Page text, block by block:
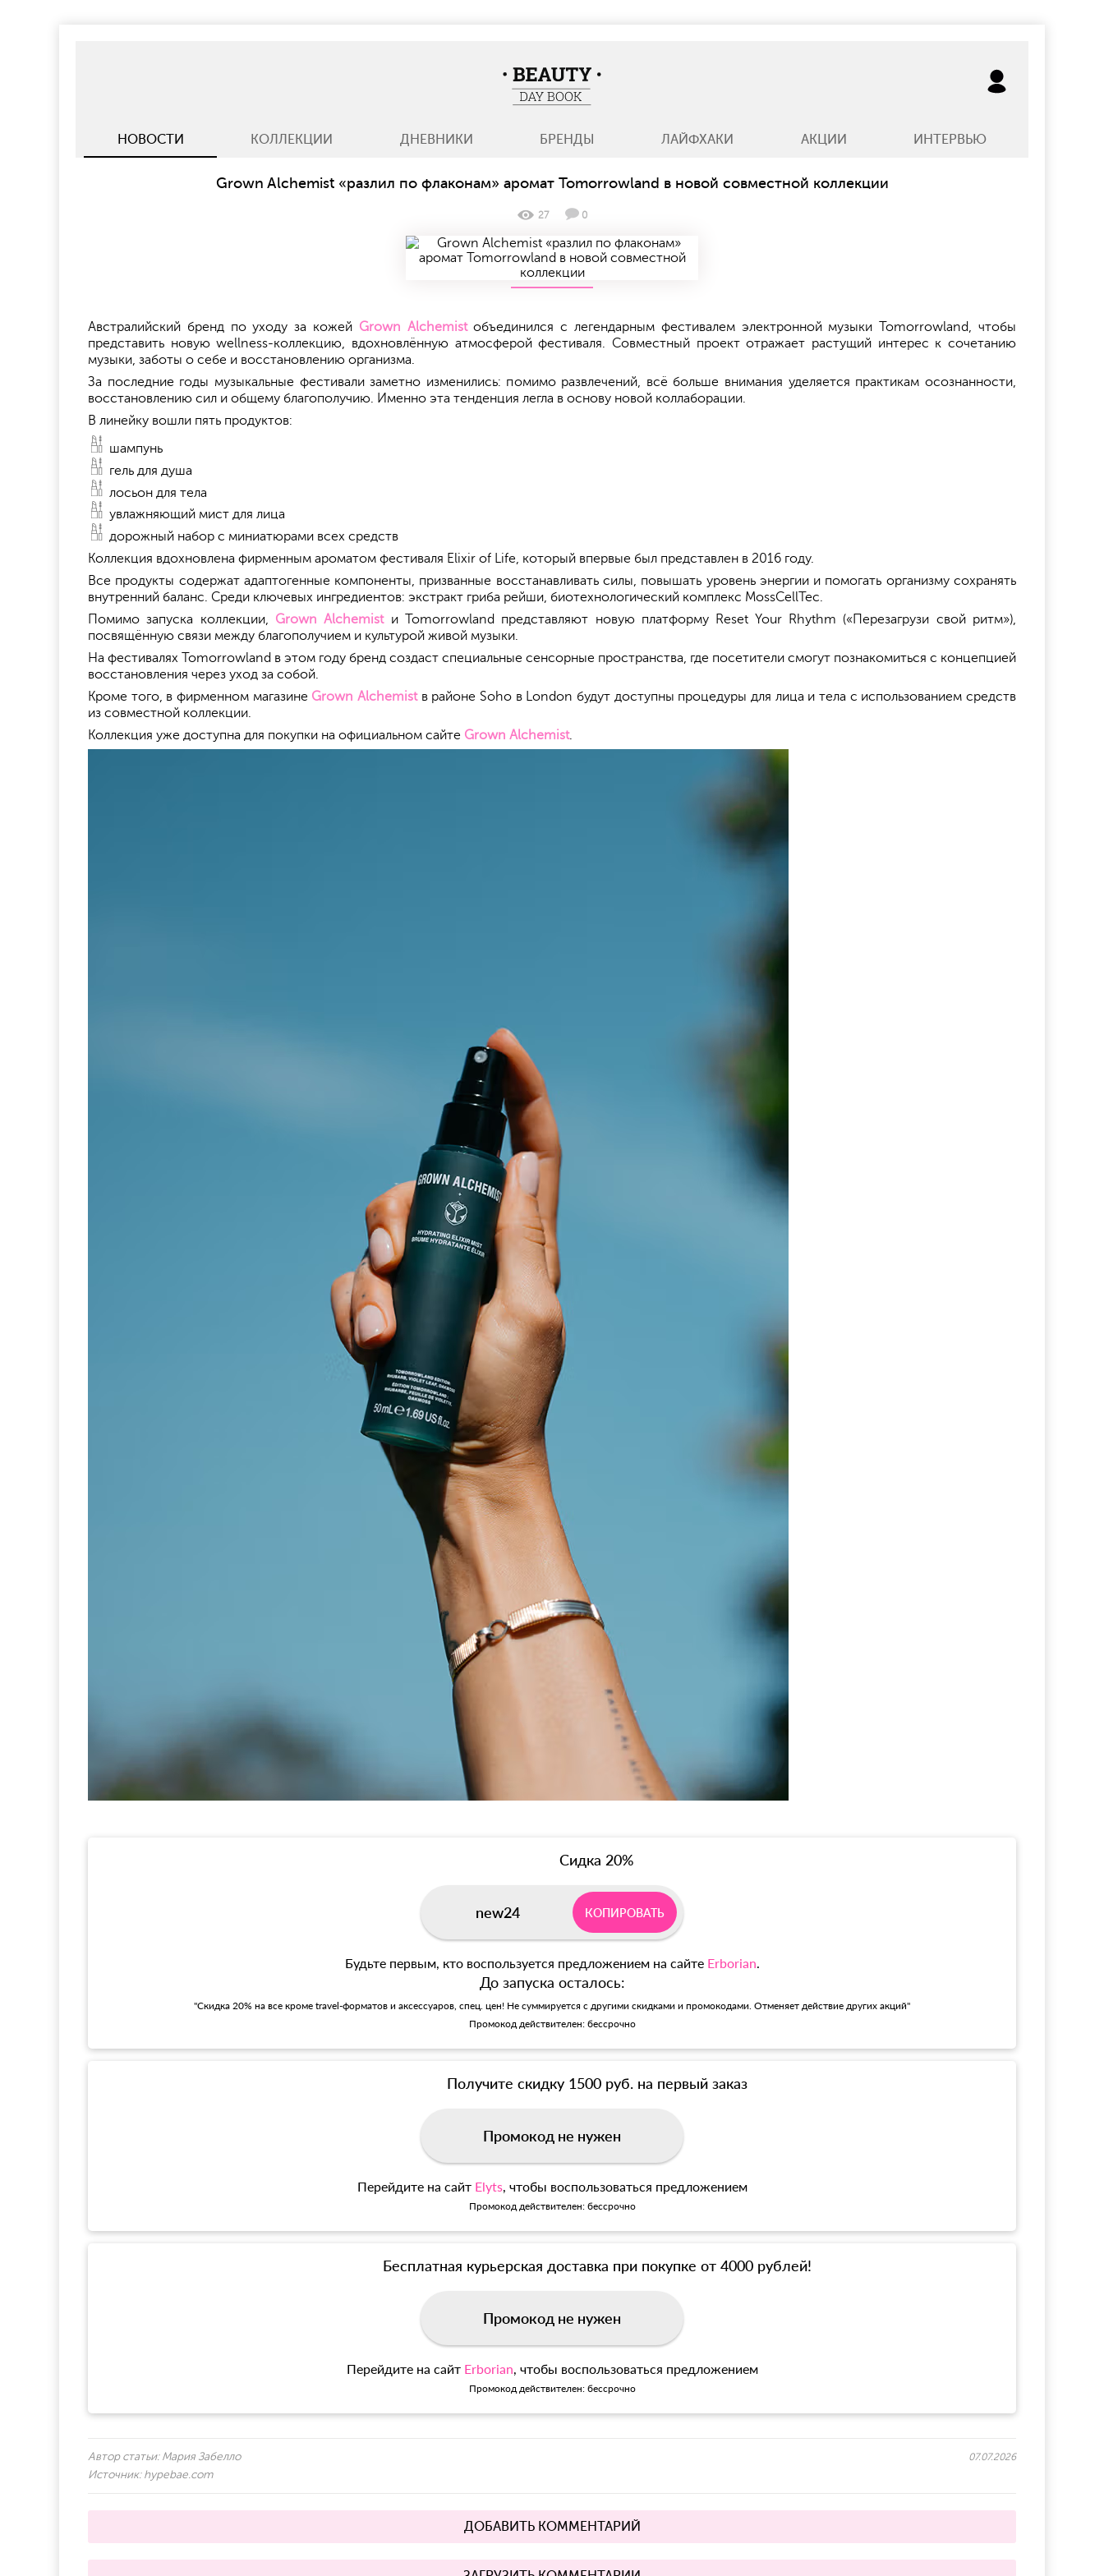
НОВОСТИ КОЛЛЕКЦИИ ДНЕВНИКИ БРЕНДЫ ЛАЙФХАКИ АКЦИИ ИНТЕРВЬЮ
BeautyDayBook
Grown Alchemist «разлил по флаконам» аромат Tomorrowland в новой совместной коллекции
27 0
Австралийский бренд по уходу за кожей Grown Alchemistобъединился с легендарным фестивалем электронной музыки Tomorrowland, чтобы
представить новую wellness-коллекцию, вдохновлённую атмосферой фестиваля. Совместный проект отражает растущий интерес к сочетанию
музыки, заботы о себе и восстановлению организма.
За последние годы музыкальные фестивали заметно изменились: помимо развлечений, всё больше внимания уделяется практикам осознанности,
восстановлению сил и общему благополучию. Именно эта тенденция легла в основу новой коллаборации.
В линейку вошли пять продуктов:
шампунь
гель для душа
лосьон для тела
увлажняющий мист для лица
дорожный набор с миниатюрами всех средств
Коллекция вдохновлена фирменным ароматом фестиваля Elixir of Life, который впервые был представлен в 2016 году.
Все продукты содержат адаптогенные компоненты, призванные восстанавливать силы, повышать уровень энергии и помогать организму сохранять
внутренний баланс. Среди ключевых ингредиентов: экстракт гриба рейши, биотехнологический комплекс MossCellTec.
Помимо запуска коллекции, Grown Alchemistи Tomorrowland представляют новую платформу Reset Your Rhythm («Перезагрузи свой ритм»),
посвящённую связи между благополучием и культурой живой музыки.
На фестивалях Tomorrowland в этом году бренд создаст специальные сенсорные пространства, где посетители смогут познакомиться с концепцией
восстановления через уход за собой.
Кроме того, в фирменном магазине Grown Alchemistв районе Soho в London будут доступны процедуры для лица и тела с использованием средств
из совместной коллекции.
Коллекция уже доступна для покупки на официальном сайте Grown Alchemist.
Сидка 20%
new24 КОПИРОВАТЬ
Будьте первым, кто воспользуется предложением на сайте Erborian.
До запуска осталось:
"Скидка 20% на все кроме travel-форматов и аксессуаров, спец. цен! Не суммируется с другими скидками и промокодами. Отменяет действие других акций"
Промокод действителен: бессрочно
Получите скидку 1500 руб. на первый заказ
Промокод не нужен
Перейдите на сайт Elyts, чтобы воспользоваться предложением
Промокод действителен: бессрочно
Бесплатная курьерская доставка при покупке от 4000 рублей!
Промокод не нужен
Перейдите на сайт Erborian, чтобы воспользоваться предложением
Промокод действителен: бессрочно
Автор статьи: Мария Забелло
Источник: hypebae.com
07.07.2026
ДОБАВИТЬ КОММЕНТАРИЙ